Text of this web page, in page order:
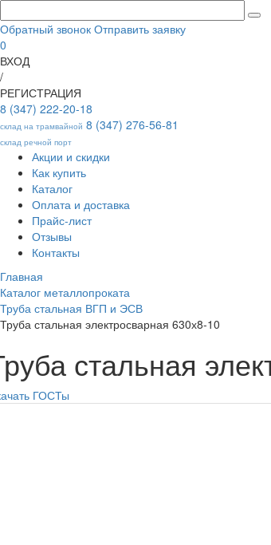
Обратный звонок Отправить заявку
0
ВХОД
/
РЕГИСТРАЦИЯ
8 (347) 222-20-18
склад на трамвайной 8 (347) 276-56-81
склад речной порт
Акции и скидки
Как купить
Каталог
Оплата и доставка
Прайс-лист
Отзывы
Контакты
Главная
Каталог металлопроката
Труба стальная ВГП и ЭСВ
Труба стальная электросварная 630х8-10
стальная
ГОСТы